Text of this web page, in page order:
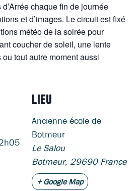
chaque fin de journée
et d’images. Le circuit est fixé
météo de la soirée pour
coucher de soleil, une lente
tout autre moment aussi
LIEU
Ancienne école de
Botmeur
Le Salou
Botmeur, 29690 France
+ Google Map